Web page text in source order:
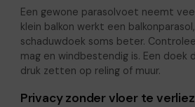
Een gewone parasolvoet neemt
klein balkon werkt een
schaduwdoek soms beter.
mag en windbestendig is. Een doek
druk zetten op reling of muur.
Privacy zonder vloer te